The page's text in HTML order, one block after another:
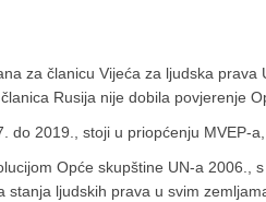
za članicu Vijeća za ljudska prava
Rusija nije dobila povjerenje
2019., stoji u priopćenju MVEP-a,
Opće skupštine UN-a 2006.,
ljudskih prava u svim